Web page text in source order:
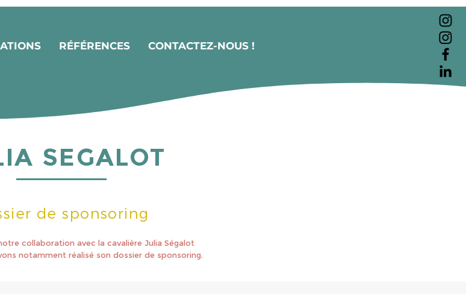
RÉFÉRENCES CONTACTEZ-NOUS !
SEGALOT
de sponsoring
collaboration avec la cavalière Julia Ségalot
notamment réalisé son dossier de sponsoring.